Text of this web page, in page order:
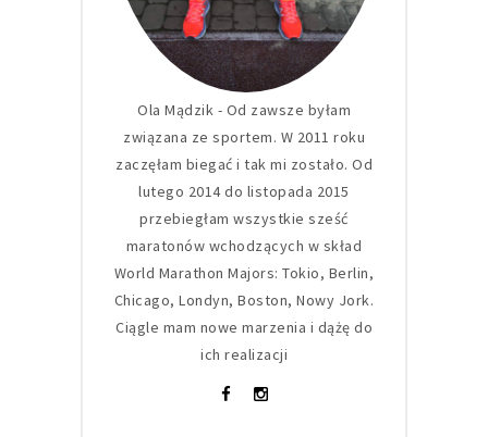
Ola Mądzik - Od zawsze byłam
związana ze sportem. W 2011 roku
zaczęłam biegać i tak mi zostało. Od
lutego 2014 do listopada 2015
przebiegłam wszystkie sześć
maratonów wchodzących w skład
World Marathon Majors: Tokio, Berlin,
Chicago, Londyn, Boston, Nowy Jork.
Ciągle mam nowe marzenia i dążę do
ich realizacji